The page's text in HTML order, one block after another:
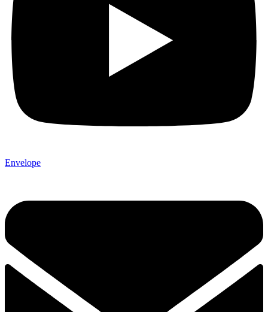
Envelope